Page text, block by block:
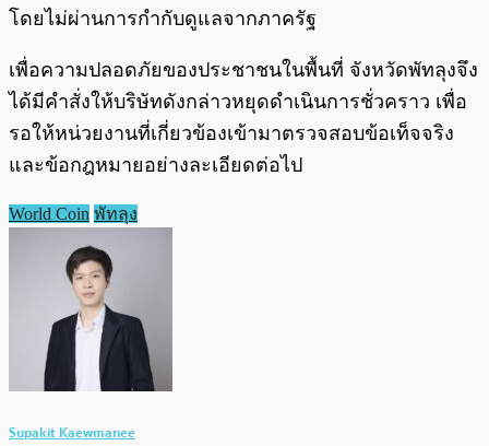
โดยไม่ผ่านการกำกับดูแลจากภาครัฐ
เพื่อความปลอดภัยของประชาชนในพื้นที่ จังหวัดพัทลุงจึง
ได้มีคำสั่งให้บริษัทดังกล่าวหยุดดำเนินการชั่วคราว เพื่อ
รอให้หน่วยงานที่เกี่ยวข้องเข้ามาตรวจสอบข้อเท็จจริง
และข้อกฎหมายอย่างละเอียดต่อไป
World Coin พัทลุง
Supakit Kaewmanee